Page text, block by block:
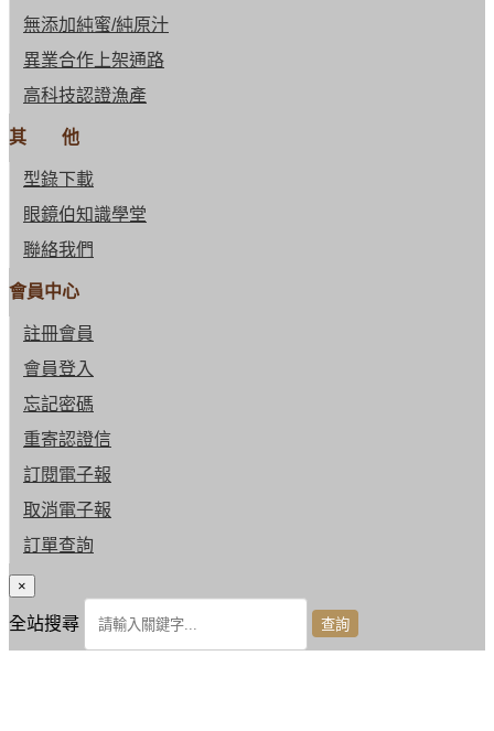
無添加純蜜/純原汁
異業合作上架通路
高科技認證漁產
其 他
型錄下載
眼鏡伯知識學堂
聯絡我們
會員中心
註冊會員
會員登入
忘記密碼
重寄認證信
訂閱電子報
取消電子報
訂單查詢
×
全站搜尋